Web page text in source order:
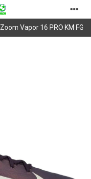
Zoom Vapor 16 PRO KM FG